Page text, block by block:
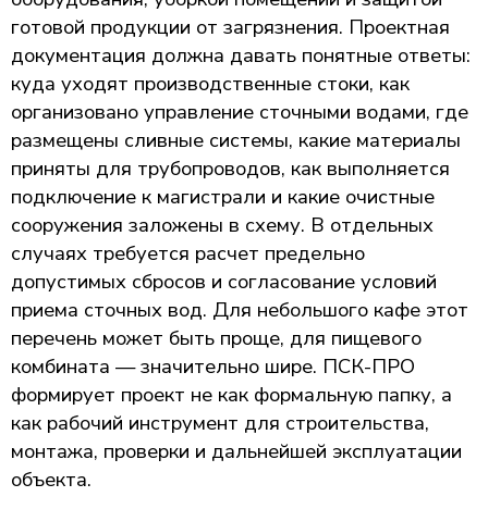
готовой продукции от загрязнения. Проектная
документация должна давать понятные ответы:
куда уходят производственные стоки, как
организовано управление сточными водами, где
размещены сливные системы, какие материалы
приняты для трубопроводов, как выполняется
подключение к магистрали и какие очистные
сооружения заложены в схему. В отдельных
случаях требуется расчет предельно
допустимых сбросов и согласование условий
приема сточных вод. Для небольшого кафе этот
перечень может быть проще, для пищевого
комбината — значительно шире. ПСК-ПРО
формирует проект не как формальную папку, а
как рабочий инструмент для строительства,
монтажа, проверки и дальнейшей эксплуатации
объекта.